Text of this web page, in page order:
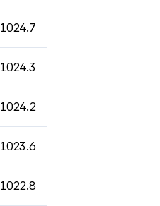
1024.7
1024.3
1024.2
1023.6
1022.8